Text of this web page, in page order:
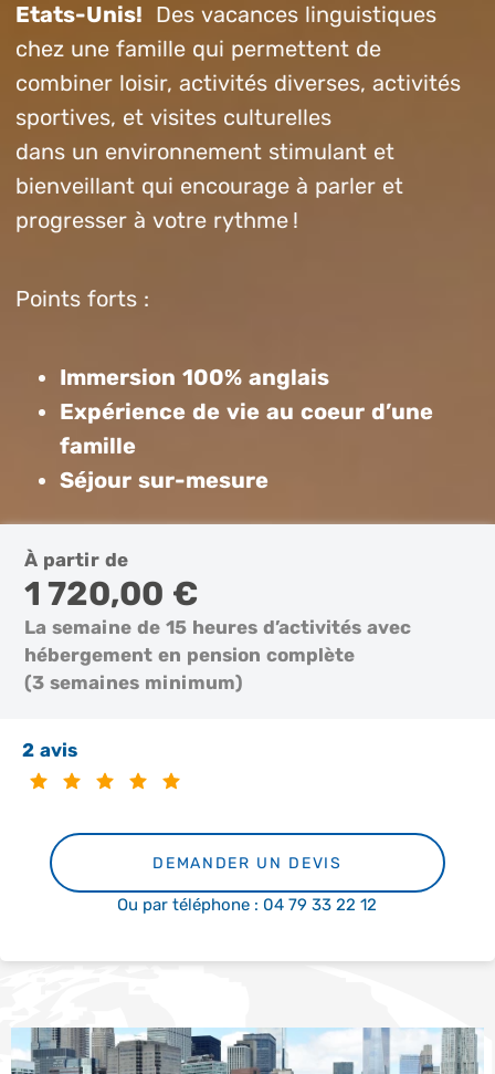
Etats-Unis! Des vacances linguistiques
chez une famille qui permettent de
combiner loisir, activités diverses, activités
sportives, et visites culturelles
dans un environnement stimulant et
bienveillant qui encourage à parler et
progresser à votre rythme !
Points forts :
Immersion 100% anglais
Expérience de vie au coeur d’une
famille
Séjour sur-mesure
À partir de
1 720,00 €
La semaine de 15 heures d’activités avec
hébergement en pension complète
(3 semaines minimum)
2 avis
DEMANDER UN DEVIS
Ou par téléphone : 04 79 33 22 12